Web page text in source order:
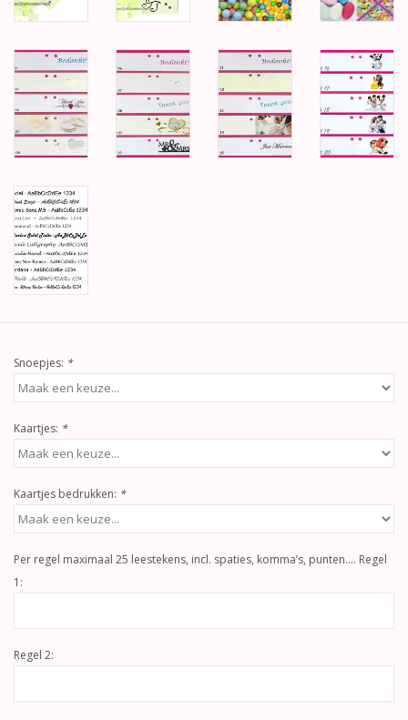
Snoepjes: *
Kaartjes: *
Kaartjes bedrukken: *
Per regel maximaal 25 leestekens, incl. spaties, komma’s, punten…. Regel
1:
Regel 2: